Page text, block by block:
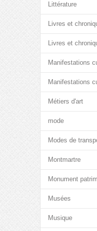
Littérature
Livres et
Livres et
Manifestations
Manifestations
Métiers d'art
mode
Modes de
Montmartre
Monument
Musées
Musique